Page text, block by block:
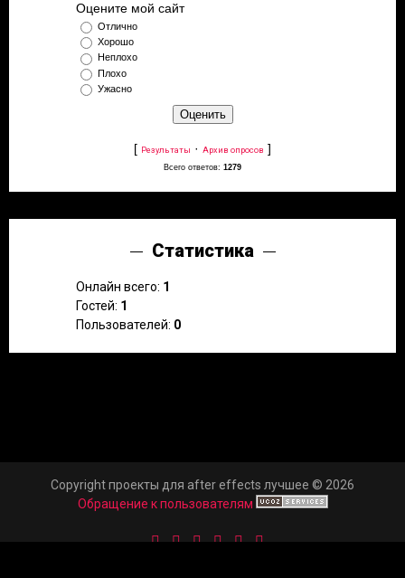
Оцените мой сайт
Отлично
Хорошо
Неплохо
Плохо
Ужасно
[ Результаты · Архив опросов ]
Всего ответов: 1279
Статистика
Онлайн всего: 1
Гостей: 1
Пользователей: 0
Copyright проекты для after effects лучшее © 2026
Обращение к пользователям